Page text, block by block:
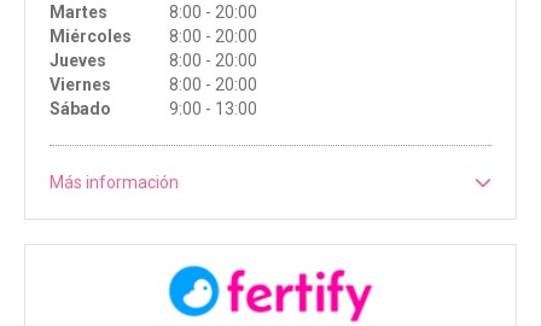
Martes
8:00 - 20:00
Miércoles
8:00 - 20:00
Jueves
8:00 - 20:00
Viernes
8:00 - 20:00
Sábado
9:00 - 13:00
Más información